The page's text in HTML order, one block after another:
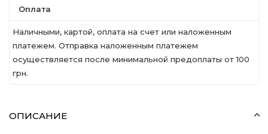
Оплата
Наличными, картой, оплата на счет или наложенным
платежем. Отправка наложенным платежем
осуществляется после минимальной предоплаты от 100
грн.
ОПИСАНИЕ